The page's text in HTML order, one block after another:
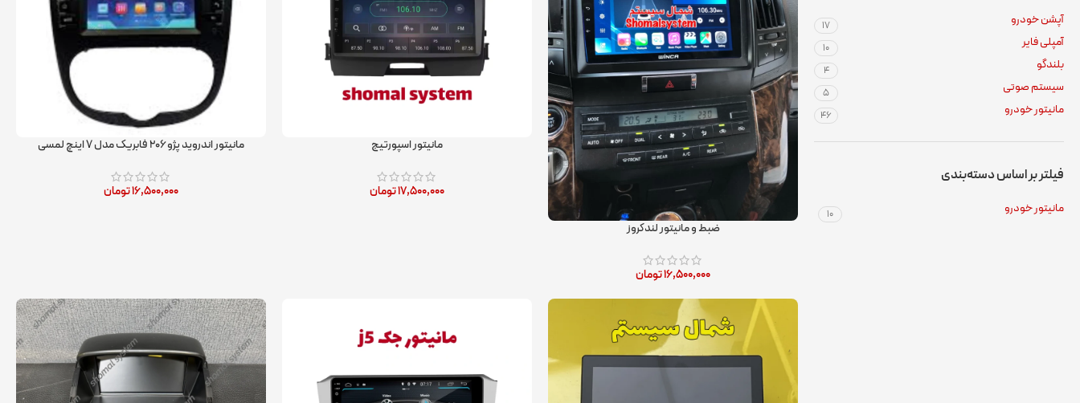
آپشن خودرو ۱۷
آمپلی فایر ۱۰
بلندگو ۴
سیستم صوتی ۵
مانیتور خودرو ۴۶
فیلتر بر اساس دسته‌بندی
مانیتور خودرو ۱۰
ضبط و مانیتور لندکروز
۱۶,۵۰۰,۰۰۰تومان
مانیتور اسپورتیج
۱۷,۵۰۰,۰۰۰تومان
مانیتور اندروید پژو ۲۰۶ فابریک مدل ۷ اینچ لمسی
۱۶,۵۰۰,۰۰۰تومان